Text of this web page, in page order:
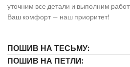
уточним все детали и выполним
Ваш комфорт — наш приоритет!
ПОШИВ НА ТЕСЬМУ:
ПОШИВ НА ПЕТЛИ: